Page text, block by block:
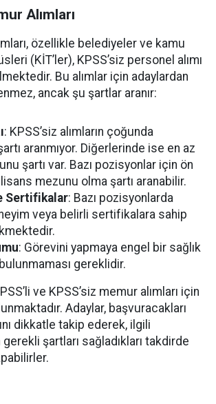
Alımları
özellikle belediyeler ve kamu
(KİT’ler), KPSS’siz personel alımı
Bu alımlar için adaylardan
ancak şu şartlar aranır:
: KPSS’siz alımların çoğunda
aranmıyor. Diğerlerinde ise en az
şartı var. Bazı pozisyonlar için ön
mezunu olma şartı aranabilir.
Sertifikalar: Bazı pozisyonlarda
veya belirli sertifikalara sahip
: Görevini yapmaya engel bir sağlık
gereklidir.
ve KPSS’siz memur alımları için
Adaylar, başvuracakları
dikkatle takip ederek, ilgili
şartları sağladıkları takdirde